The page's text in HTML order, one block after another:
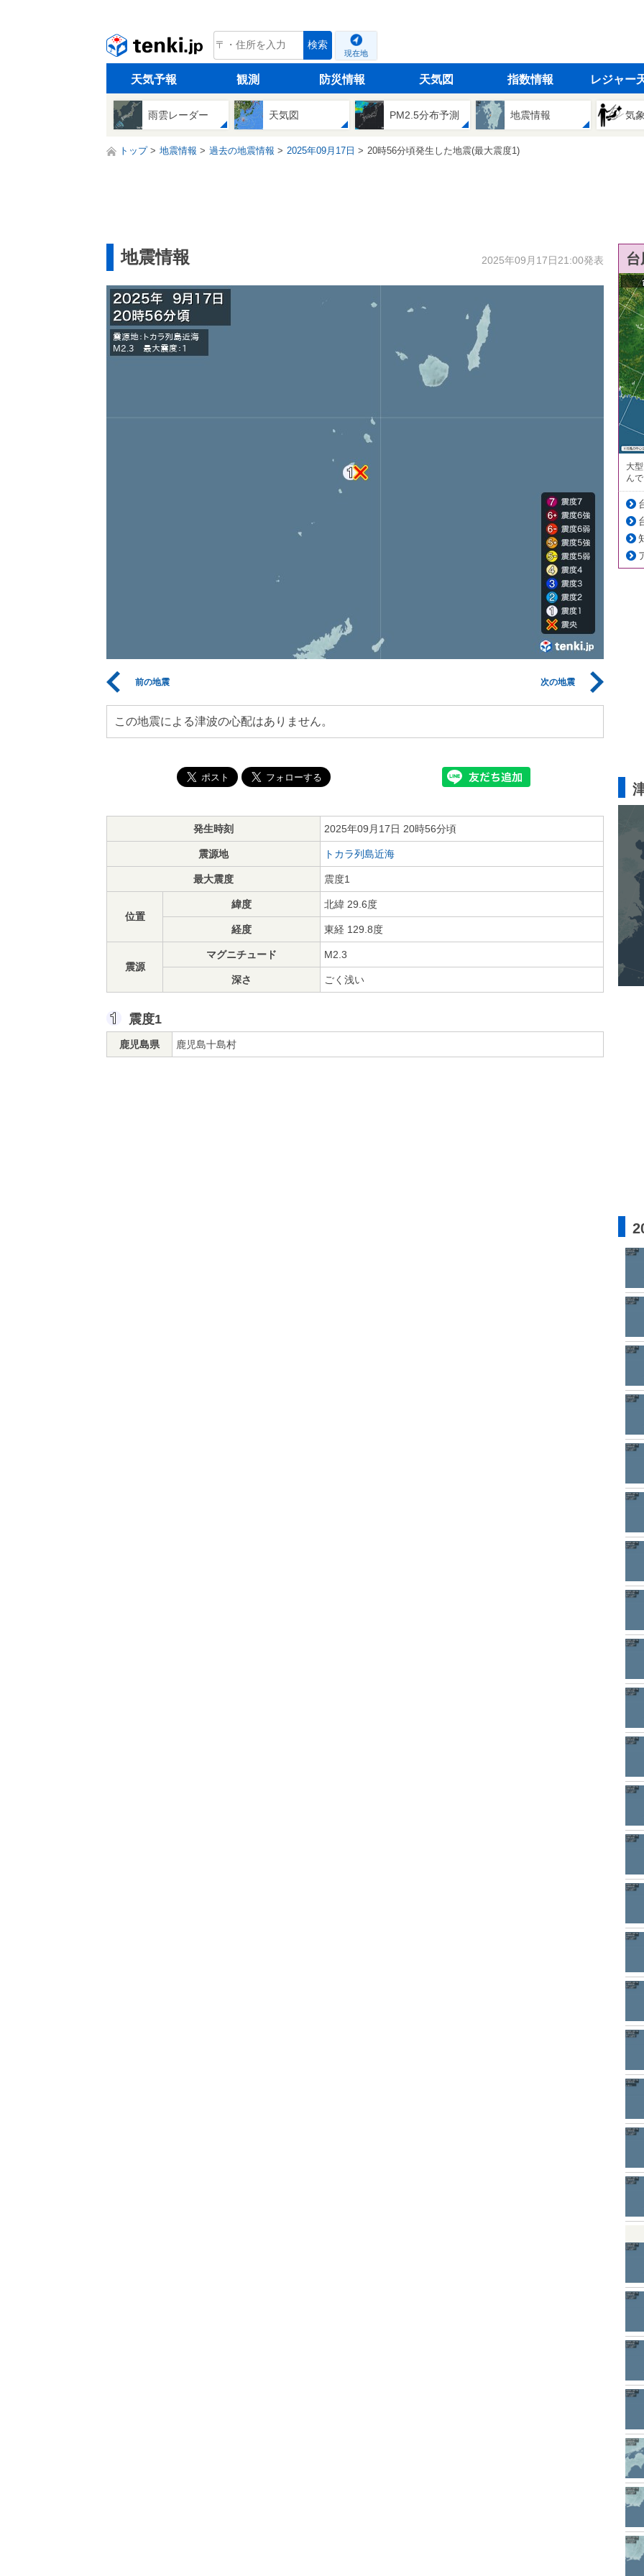
tenki.jp 検索
現在地
天気予報 観測 防災情報 天気図 指数情報 レジャー
雨雲レーダー 天気図 PM2.5分布予測 地震情報 気
トップ 地震情報 過去の地震情報 2025年09月17日 20時56分頃発生した地震(最大震度1)
地震情報 2025年09月17日21:00発表
前の地震 次の地震
この地震による津波の心配はありません。
発生時刻 2025年09月17日 20時56分頃
震源地 トカラ列島近海
最大震度 震度1
位置
緯度 北緯 29.6度
経度 東経 129.8度
震源
マグニチュード M2.3
深さ ごく浅い
震度1
鹿児島県 鹿児島十島村
大
ん